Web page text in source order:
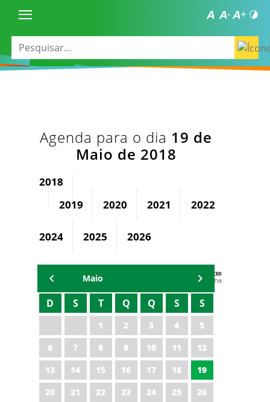
Agenda para o dia 19 de
Maio de 2018
2018
2019
2020 2021 2022
2024 2025 2026
AGENDA DA CODED/CED
Vagna Lima
Maio
D S T Q Q S S
1 2 3 4
5
6
7 8 9 10 11
12
13
14 15 16 17 18
19
20
21 22 23 24 25
26